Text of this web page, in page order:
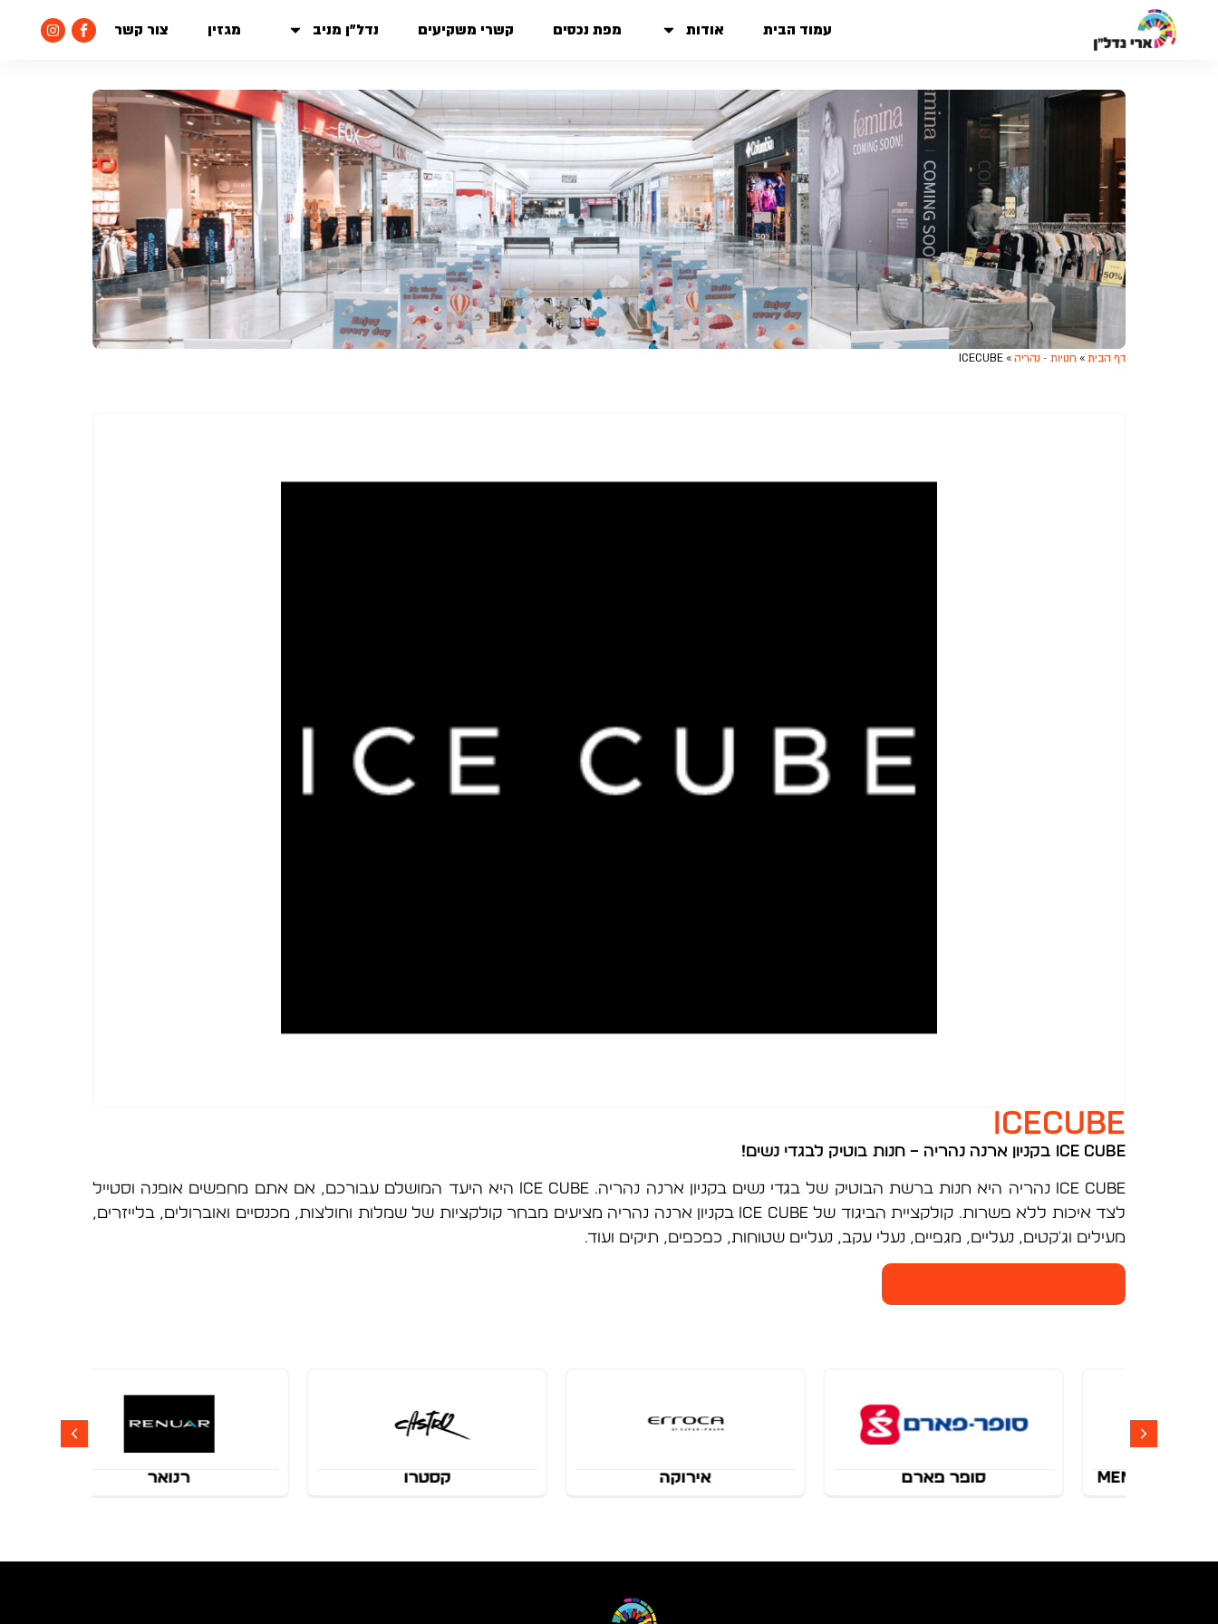
עמוד הבית אודות מפת נכסים קשרי משקיעים נדל״ן מניב מגזין צור קשר
דף הבית» חנויות - נהריה»
ICECUBE
ICECUBE
ICE CUBE בקניון ארנה נהריה – חנות בוטיק לבגדי נשים!
ICE CUBE נהריה היא חנות ברשת הבוטיק של בגדי נשים בקניון ארנה נהריה. ICE CUBE היא היעד המושלם עבורכם, אם אתם מחפשים אופנה וסטייל
לצד איכות ללא פשרות. קולקציית הביגוד של ICE CUBE בקניון ארנה נהריה מציעים מבחר קולקציות של שמלות וחולצות, מכנסיים ואוברולים, בלייזרים,
מעילים וג'קטים, נעליים, מגפיים, נעלי עקב, נעליים שטוחות, כפכפים, תיקים ועוד.
סופר פארם